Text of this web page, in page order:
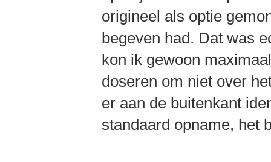
origineel als optie
begeven had. Dat was
kon ik gewoon
doseren om niet over
er aan de buitenkant
standaard opname, het